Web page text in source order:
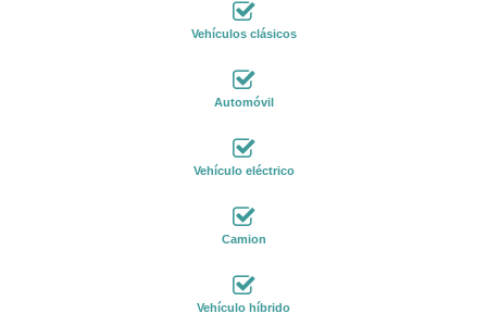
Vehículos clásicos
Automóvil
Vehículo eléctrico
Camion
Vehículo híbrido